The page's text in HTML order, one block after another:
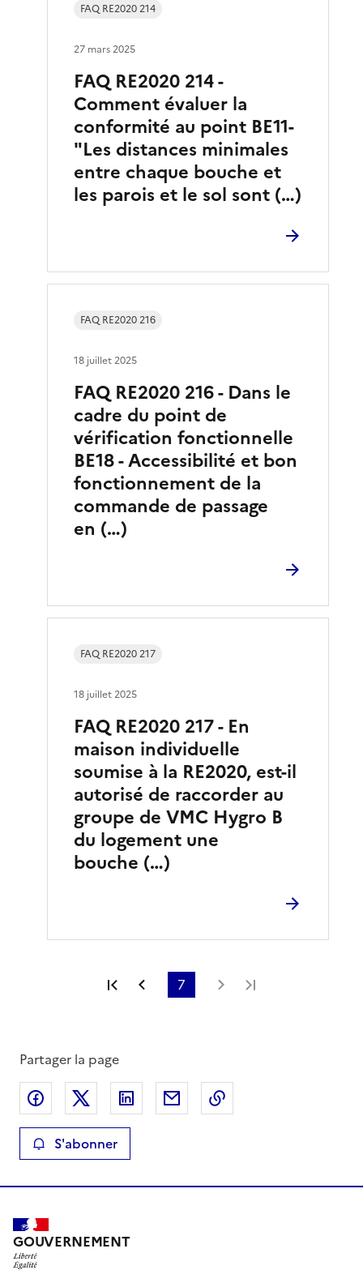
FAQ RE2020 214 -
Comment évaluer la
conformité au point BE11-
"Les distances minimales
entre chaque bouche et
les parois et le sol sont (…)
FAQ RE2020 214
27 mars 2025
FAQ RE2020 216 - Dans le
cadre du point de
vérification fonctionnelle
BE18 - Accessibilité et bon
fonctionnement de la
commande de passage
en (…)
FAQ RE2020 216
18 juillet 2025
FAQ RE2020 217 - En
maison individuelle
soumise à la RE2020, est-il
autorisé de raccorder au
groupe de VMC Hygro B
du logement une
bouche (…)
FAQ RE2020 217
18 juillet 2025
Première page
Page précédente
7 Page suivante
Partager la page
Partager sur Facebook
Partager sur XPartager sur LinkedIn
Partager par email
S'abonner
GOUVERNEMENT